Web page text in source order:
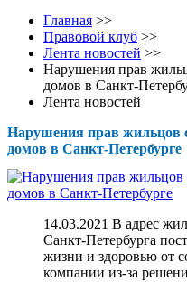
Главная >>
Правовой клуб >>
Лента новостей >>
Нарушения прав
домов в Санкт-
Лента новостей
Нарушения прав жильцов
домов в Санкт-Петербурге
14.03.2021 В адрес
Санкт-Петербурга
жизни и здоровью от
компании из-за